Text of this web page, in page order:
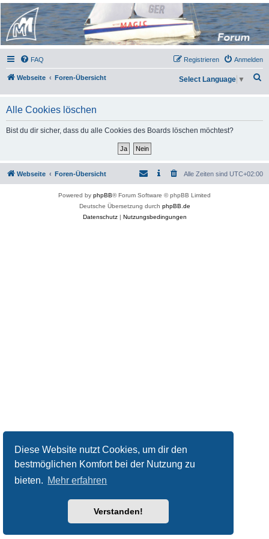
Diese Website nutzt Cookies, um dir den
bestmöglichen Komfort bei der Nutzung zu
bieten. Mehr erfahren
Verstanden!
Micro Magic Forum
Deutschland
FAQ Anmelden
Registrieren
Webseite Foren-Übersicht
h
Select Language ▼
Alle Cookies löschen
Bist du dir sicher, dass du alle Cookies des Boards löschen möchtest?
Webseite Foren-Übersicht Alle Zeiten sind UTC+02:00
Powered by phpBB® Forum Software © phpBB Limited
Deutsche Übersetzung durch phpBB.de
Datenschutz| Nutzungsbedingungen